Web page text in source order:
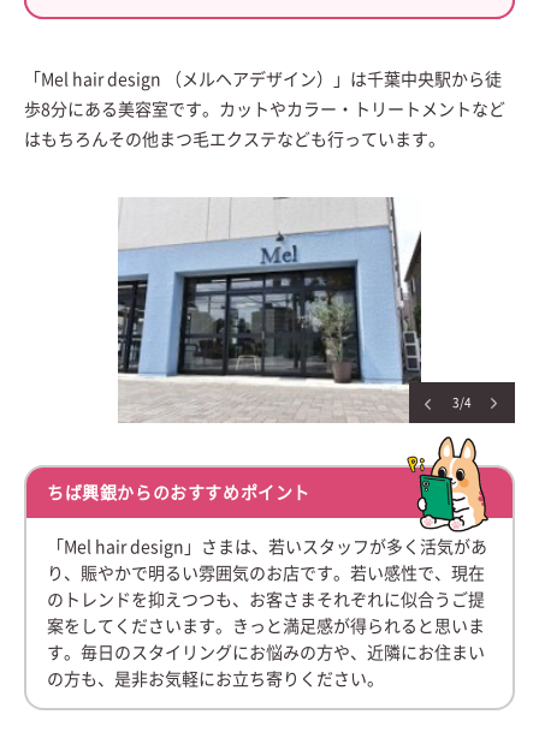
3/4
「Mel hair design （メルヘアデザイン）」は千葉中央駅から徒
歩8分にある美容室です。カットやカラー・トリートメントなど
はもちろんその他まつ毛エクステなども行っています。
ちば興銀からのおすすめポイント
「Mel hair design」さまは、若いスタッフが多く活気があ
り、賑やかで明るい雰囲気のお店です。若い感性で、現在
のトレンドを抑えつつも、お客さまそれぞれに似合うご提
案をしてくださいます。きっと満足感が得られると思いま
す。毎日のスタイリングにお悩みの方や、近隣にお住まい
の方も、是非お気軽にお立ち寄りください。